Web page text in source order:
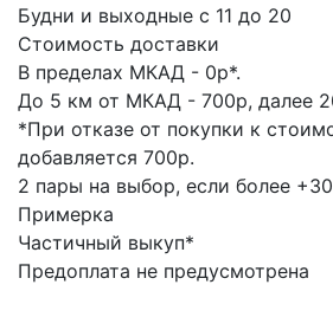
Будни и выходные с 11 до 20
Стоимость доставки
В пределах МКАД - 0р*.
До 5 км от МКАД - 700р, далее
*При отказе от покупки к
добавляется 700р.
2 пары на выбор, если более
Примерка
Частичный выкуп*
Предоплата не предусмотрена